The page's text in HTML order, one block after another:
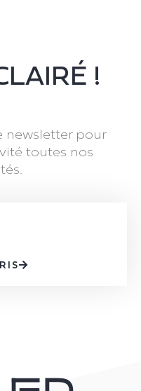
!
newsletter pour
toutes nos